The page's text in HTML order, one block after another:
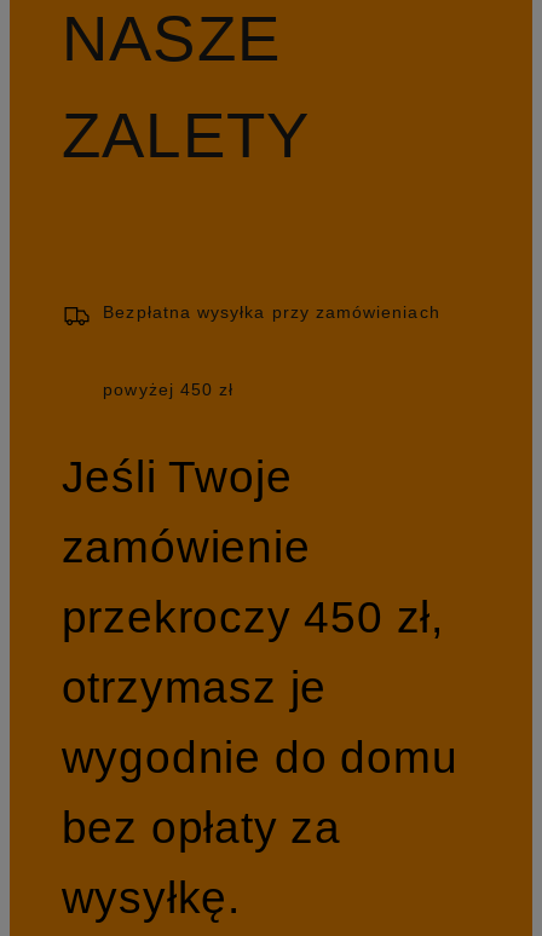
NASZE
ZALETY
Bezpłatna wysyłka przy zamówieniach
powyżej 450 zł
Jeśli Twoje
zamówienie
przekroczy 450 zł,
otrzymasz je
wygodnie do domu
bez opłaty za
wysyłkę.